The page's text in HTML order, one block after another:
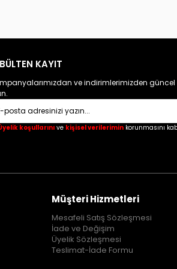
KAYIT
ve indirimlerimizden
koşullarınıve kişisel verileriminkorunmasını
Müşteri Hizmetleri
Mesafeli Satış Sözleşmesi
İade ve Değişim
Üyelik Sözleşmesi
Teslimat-İade Formu